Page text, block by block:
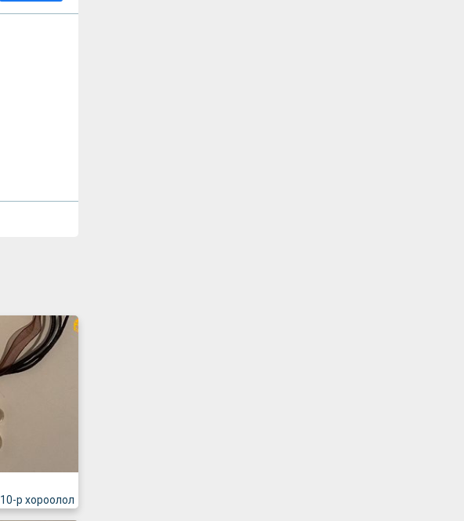
10-р хороолол